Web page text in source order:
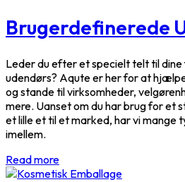
Brugerdefinerede
Leder du efter et specielt telt til
udendørs? Aqute er her for at
og stande til virksomheder,
mere. Uanset om du har brug for et
et lille et til et marked, har vi
imellem.
Read more